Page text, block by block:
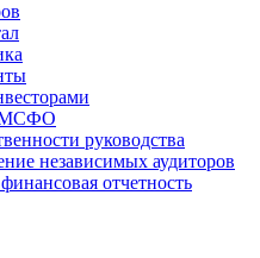
МСФО
руководства
независимых аудиторов
отчетность